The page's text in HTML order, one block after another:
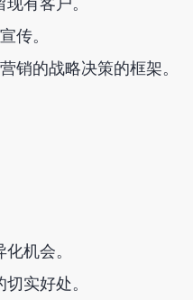
传。
销的战略决策的框架。
机会。
实好处。